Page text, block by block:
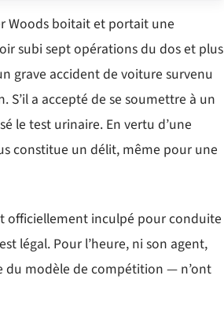
Woods boitait et portait une
subi sept opérations du dos et plus
grave accident de voiture survenu
S’il a accepté de se soumettre à un
le test urinaire. En vertu d’une
constitue un délit, même pour une
officiellement inculpé pour conduite
légal. Pour l’heure, ni son agent,
du modèle de compétition — n’ont